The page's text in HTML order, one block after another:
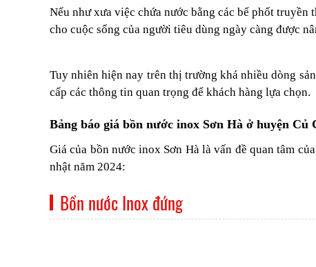
Nếu như xưa việc chứa nước bằng các bể phốt
cho cuộc sống của người tiêu dùng ngày càng được
Tuy nhiên hiện nay trên thị trường khá nhiều dòng
cấp các thông tin quan trọng để khách hàng lựa chọn.
Bảng báo giá bồn nước inox Sơn Hà ở huyện Củ
Giá của bồn nước inox Sơn Hà là vấn đề quan tâm
nhật năm 2024:
Bồn nước Inox đứng